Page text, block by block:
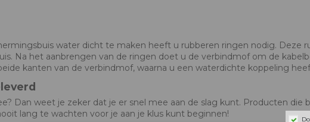
water dicht te maken heeft u rubberen ringen nodig. Deze
Na het aanbrengen van de ringen doet u de verbindmof om de
kanten van de verbindmof, waarna u een waterdichte koppeling
Dan weet je zeker dat je er snel mee aan de slag kunt. Producten die
lang te wachten voor je aan je klus kunt beginnen!